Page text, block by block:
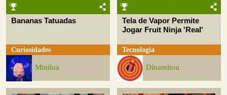
Bananas Tatuadas
Curiosidades
Minilua
Tela de Vapor Permite
Jogar Fruit Ninja 'Real'
Tecnologia
Dinamitou